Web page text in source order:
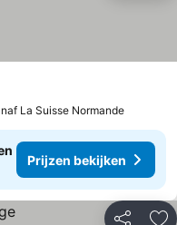
La Suisse Normande
Prijzen bekijken